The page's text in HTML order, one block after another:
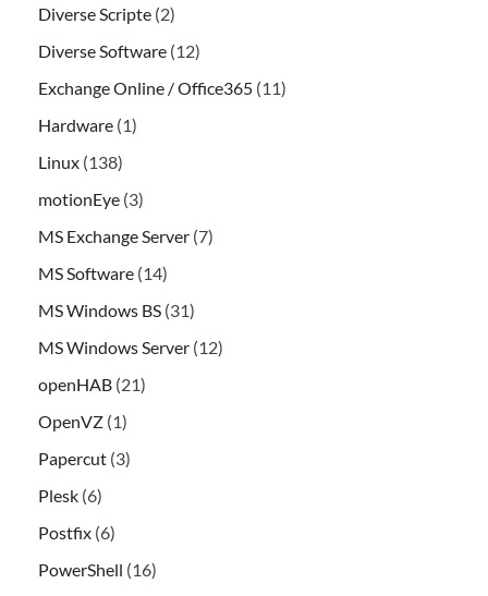
Diverse Scripte (2)
Diverse Software (12)
Exchange Online / Office365 (11)
Hardware (1)
Linux (138)
motionEye (3)
MS Exchange Server (7)
MS Software (14)
MS Windows BS (31)
MS Windows Server (12)
openHAB (21)
OpenVZ (1)
Papercut (3)
Plesk (6)
Postfix (6)
PowerShell (16)